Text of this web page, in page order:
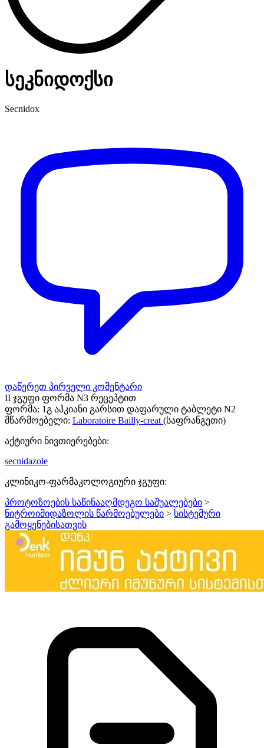
სეკნიდოქსი
Secnidox
დაწერეთ პირველი კომენტარი
II ჯგუფი ფორმა N3 რეცეპტით
ფორმა: 1გ აპკიანი გარსით დაფარული ტაბლეტი N2
მწარმოებელი: Laboratoire Bailly-creat (საფრანგეთი)
აქტიური ნივთიერებები:
secnidazole
კლინიკო-ფარმაკოლოგიური ჯგუფი:
პროტოზოების საწინააღმდეგო საშუალებები >
ნიტროიმიდაზოლის წარმოებულები > სისტემური
გამოყენებისათვის